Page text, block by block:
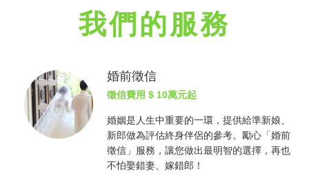
我們的服務
婚前徵信
徵信費用 $ 10萬元起
婚姻是人生中重要的一環，提供給準新娘、
新郎做為評估終身伴侶的參考。勵心「婚前
徵信 」服務，讓您做出最明智的選擇，再也
不怕娶錯妻、嫁錯郎！